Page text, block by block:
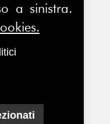
a sinistra.